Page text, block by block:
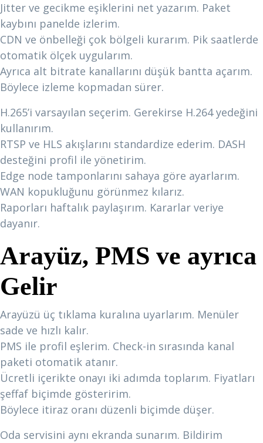
Jitter ve gecikme eşiklerini net yazarım. Paket
kaybını panelde izlerim.
CDN ve önbelleği çok bölgeli kurarım. Pik saatlerde
otomatik ölçek uygularım.
Ayrıca alt bitrate kanallarını düşük bantta açarım.
Böylece izleme kopmadan sürer.
H.265’i varsayılan seçerim. Gerekirse H.264 yedeğini
kullanırım.
RTSP ve HLS akışlarını standardize ederim. DASH
desteğini profil ile yönetirim.
Edge node tamponlarını sahaya göre ayarlarım.
WAN kopukluğunu görünmez kılarız.
Raporları haftalık paylaşırım. Kararlar veriye
dayanır.
Arayüz, PMS ve ayrıca
Gelir
Arayüzü üç tıklama kuralına uyarlarım. Menüler
sade ve hızlı kalır.
PMS ile profil eşlerim. Check-in sırasında kanal
paketi otomatik atanır.
Ücretli içerikte onayı iki adımda toplarım. Fiyatları
şeffaf biçimde gösteririm.
Böylece itiraz oranı düzenli biçimde düşer.
Oda servisini aynı ekranda sunarım. Bildirim